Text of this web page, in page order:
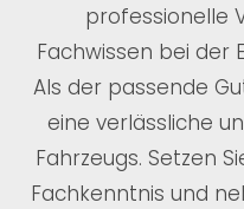
professionelle
Fachwissen bei der
Als der passende
eine verlässliche
Fahrzeugs. Setzen
Fachkenntnis und